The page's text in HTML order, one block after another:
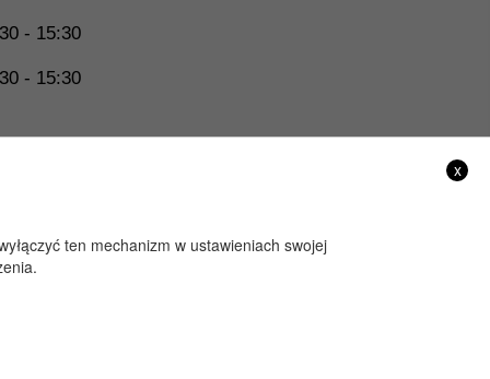
- 15:30
- 15:30
x
ten mechanizm w ustawieniach swojej